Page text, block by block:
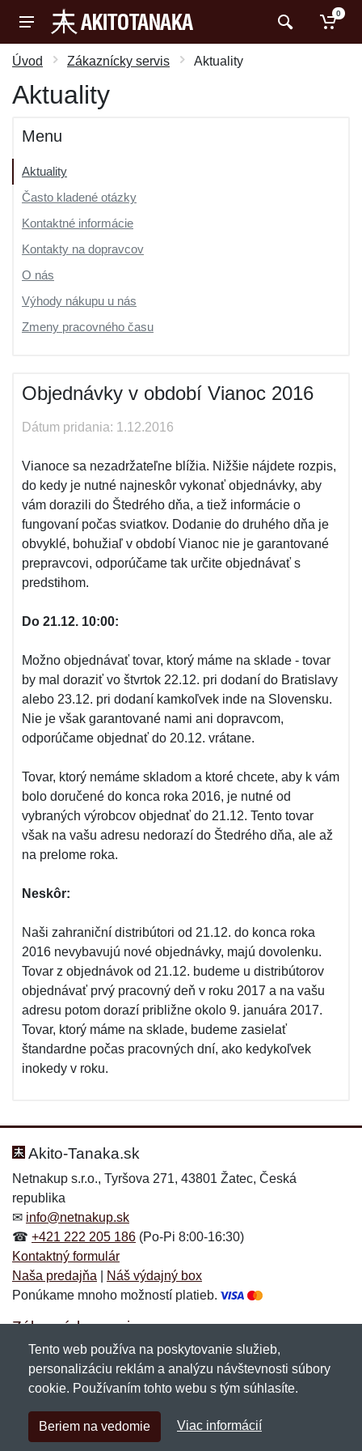
0
Úvod Zákaznícky servis Aktuality
Aktuality
Menu
Aktuality
Často kladené otázky
Kontaktné informácie
Kontakty na dopravcov
O nás
Výhody nákupu u nás
Zmeny pracovného času
Objednávky v období Vianoc 2016
Dátum pridania: 1.12.2016
Vianoce sa nezadržateľne blížia. Nižšie nájdete rozpis,
do kedy je nutné najneskôr vykonať objednávky, aby
vám dorazili do Štedrého dňa, a tiež informácie o
fungovaní počas sviatkov. Dodanie do druhého dňa je
obvyklé, bohužiaľ v období Vianoc nie je garantované
prepravcovi, odporúčame tak určite objednávať s
predstihom.
Do 21.12. 10:00:
Možno objednávať tovar, ktorý máme na sklade - tovar
by mal doraziť vo štvrtok 22.12. pri dodaní do Bratislavy
alebo 23.12. pri dodaní kamkoľvek inde na Slovensku.
Nie je však garantované nami ani dopravcom,
odporúčame objednať do 20.12. vrátane.
Tovar, ktorý nemáme skladom a ktoré chcete, aby k vám
bolo doručené do konca roka 2016, je nutné od
vybraných výrobcov objednať do 21.12. Tento tovar
však na vašu adresu nedorazí do Štedrého dňa, ale až
na prelome roka.
Neskôr:
Naši zahraniční distribútori od 21.12. do konca roka
2016 nevybavujú nové objednávky, majú dovolenku.
Tovar z objednávok od 21.12. budeme u distribútorov
objednávať prvý pracovný deň v roku 2017 a na vašu
adresu potom dorazí približne okolo 9. januára 2017.
Tovar, ktorý máme na sklade, budeme zasielať
štandardne počas pracovných dní, ako kedykoľvek
inokedy v roku.
Akito-Tanaka.sk
Netnakup s.r.o., Tyršova 271, 43801 Žatec, Česká
republika
✉ info@netnakup.sk
☎ +421 222 205 186 (Po-Pi 8:00-16:30)
Kontaktný formulár
Naša predajňa
Náš výdajný box
Ponúkame mnoho možností platieb.
Zákaznícky servis
Novinky emailom
Copyright © 2007-2026 (19 rokov s vami)Netnakup.sk
NetIQ. Všetky práva vyhradené.
Tento web používa na poskytovanie služieb,
personalizáciu reklám a analýzu návštevnosti súbory
cookie. Používaním tohto webu s tým súhlasíte.
Beriem na vedomie Viac informácií